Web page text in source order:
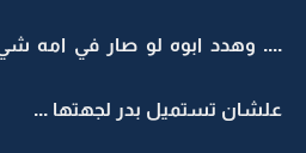
.... وهدد ابوه لو صار في امه
علشان تستميل بدر لجهتها ...